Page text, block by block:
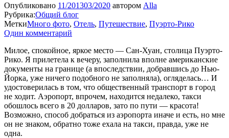
Опубликовано 11/201303/2020 автором Alla
Рубрика:Общий блог
МеткиМного фото, Отель, Путешествие, Пуэрто-Рико
Один комментарий
Милое, спокойное, яркое место — Сан-Хуан, столица Пуэрто-
Рико. Я прилетела к вечеру, заполнила вполне американские
документы на границе (а впоследствии, добравшись до Нью-
Йорка, уже ничего подобного не заполняла), огляделась… И
удостоверилась в том, что общественный транспорт в город
не ходит. Аэропорт, впрочем, находится недалеко, такси
обошлось всего в 20 долларов, зато по пути — красота!
Возможно, способ добраться из аэропорта иначе и есть, но мне
он не знаком, обратно тоже ехала на такси, правда, уже не
одна.